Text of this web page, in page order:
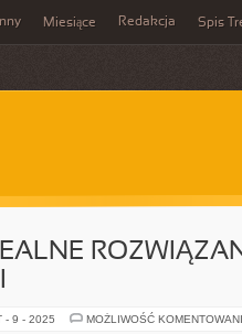
Inny Miesiące Redakcja Spis
- 9 - 2025 MOŻLIWOŚĆ